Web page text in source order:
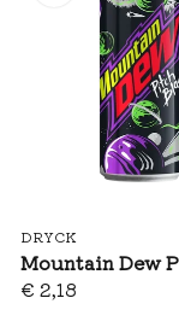
DRYCK
€ 2,18